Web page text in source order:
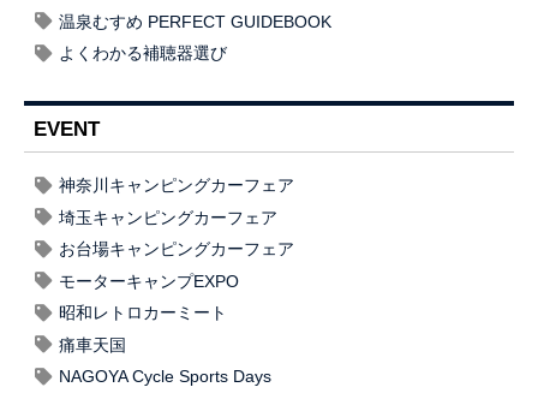
温泉むすめ PERFECT GUIDEBOOK
よくわかる補聴器選び
EVENT
神奈川キャンピングカーフェア
埼玉キャンピングカーフェア
お台場キャンピングカーフェア
モーターキャンプEXPO
昭和レトロカーミート
痛車天国
NAGOYA Cycle Sports Days